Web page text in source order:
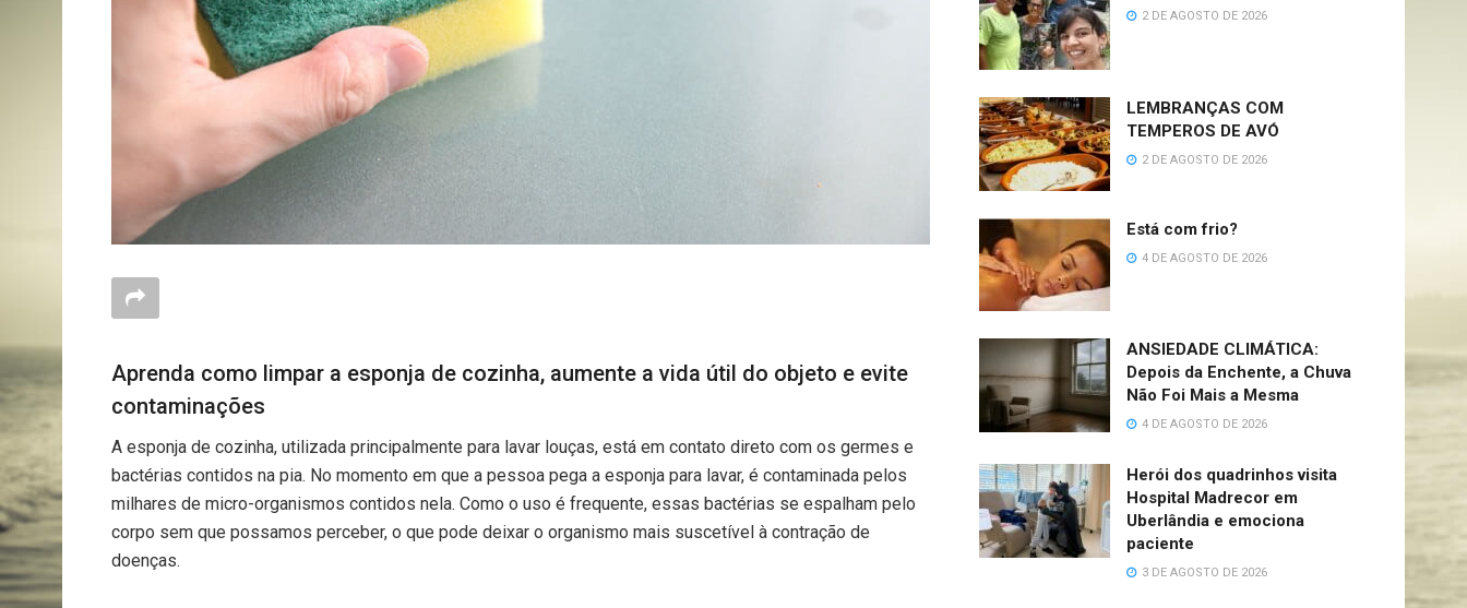
Aprenda como limpar a esponja de cozinha, aumente a vida útil do objeto e evite
contaminações
A esponja de cozinha, utilizada principalmente para lavar louças, está em contato direto com os germes e
bactérias contidos na pia. No momento em que a pessoa pega a esponja para lavar, é contaminada pelos
milhares de micro-organismos contidos nela. Como o uso é frequente, essas bactérias se espalham pelo
corpo sem que possamos perceber, o que pode deixar o organismo mais suscetível à contração de
doenças.
2 DE AGOSTO DE 2026
LEMBRANÇAS COM
TEMPEROS DE AVÓ
2 DE AGOSTO DE 2026
Está com frio?
4 DE AGOSTO DE 2026
ANSIEDADE CLIMÁTICA:
Depois da Enchente, a Chuva
Não Foi Mais a Mesma
4 DE AGOSTO DE 2026
Herói dos quadrinhos visita
Hospital Madrecor em
Uberlândia e emociona
paciente
3 DE AGOSTO DE 2026